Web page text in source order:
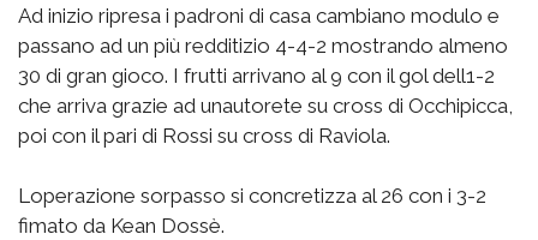
Ad inizio ripresa i padroni di casa cambiano modulo e
passano ad un più redditizio 4-4-2 mostrando almeno
30 di gran gioco. I frutti arrivano al 9 con il gol dell1-2
che arriva grazie ad unautorete su cross di Occhipicca,
poi con il pari di Rossi su cross di Raviola.
Loperazione sorpasso si concretizza al 26 con i 3-2
fimato da Kean Dossè.